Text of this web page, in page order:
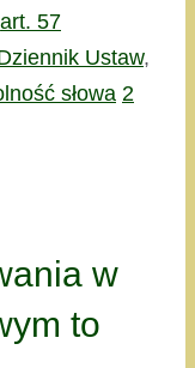
art. 57
Ustaw,
słowa 2
w
to